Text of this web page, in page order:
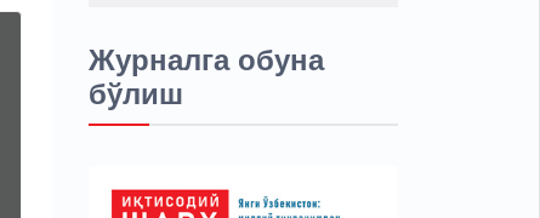
Журналга обуна
бўлиш